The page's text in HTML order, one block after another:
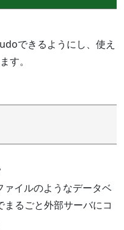
できるようにし、使え
す。
ァイルのようなデータベ
るごと外部サーバにコ